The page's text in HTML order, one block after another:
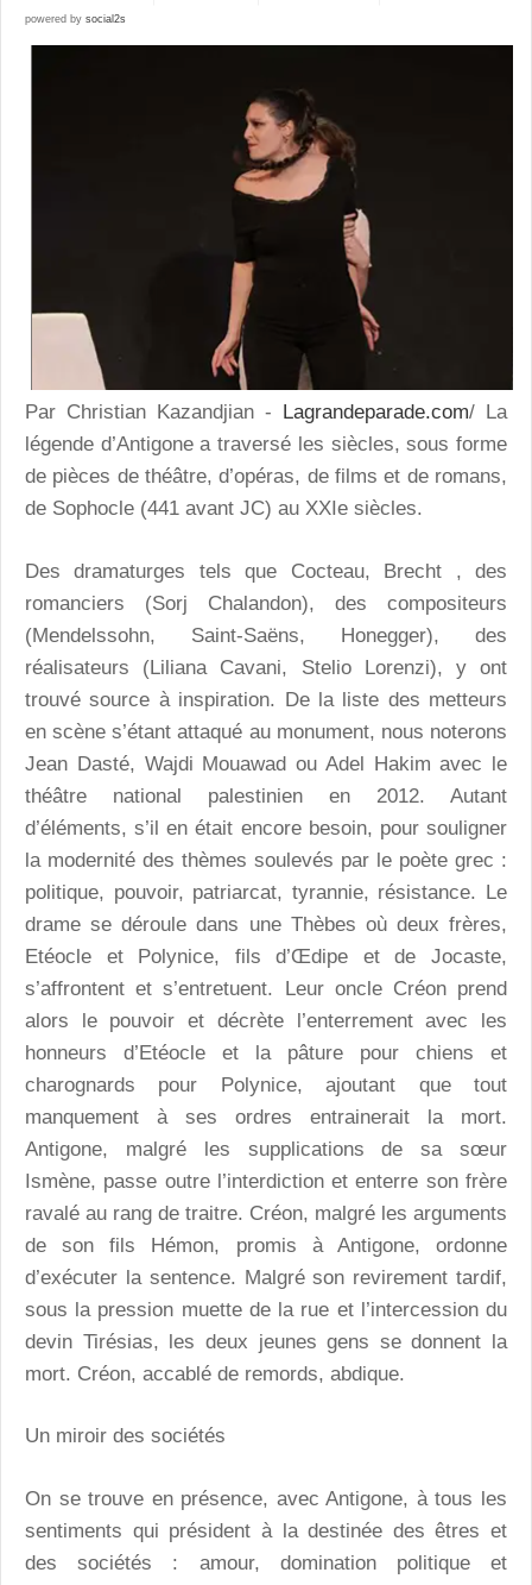
powered by social2s
Par Christian Kazandjian - Lagrandeparade.com/ La
légende d’Antigone a traversé les siècles, sous forme
de pièces de théâtre, d’opéras, de films et de romans,
de Sophocle (441 avant JC) au XXIe siècles.
Des dramaturges tels que Cocteau, Brecht , des
romanciers (Sorj Chalandon), des compositeurs
(Mendelssohn, Saint-Saëns, Honegger), des
réalisateurs (Liliana Cavani, Stelio Lorenzi), y ont
trouvé source à inspiration. De la liste des metteurs
en scène s’étant attaqué au monument, nous noterons
Jean Dasté, Wajdi Mouawad ou Adel Hakim avec le
théâtre national palestinien en 2012. Autant
d’éléments, s’il en était encore besoin, pour souligner
la modernité des thèmes soulevés par le poète grec :
politique, pouvoir, patriarcat, tyrannie, résistance. Le
drame se déroule dans une Thèbes où deux frères,
Etéocle et Polynice, fils d’Œdipe et de Jocaste,
s’affrontent et s’entretuent. Leur oncle Créon prend
alors le pouvoir et décrète l’enterrement avec les
honneurs d’Etéocle et la pâture pour chiens et
charognards pour Polynice, ajoutant que tout
manquement à ses ordres entrainerait la mort.
Antigone, malgré les supplications de sa sœur
Ismène, passe outre l’interdiction et enterre son frère
ravalé au rang de traitre. Créon, malgré les arguments
de son fils Hémon, promis à Antigone, ordonne
d’exécuter la sentence. Malgré son revirement tardif,
sous la pression muette de la rue et l’intercession du
devin Tirésias, les deux jeunes gens se donnent la
mort. Créon, accablé de remords, abdique.
Un miroir des sociétés
On se trouve en présence, avec Antigone, à tous les
sentiments qui président à la destinée des êtres et
des sociétés : amour, domination politique et